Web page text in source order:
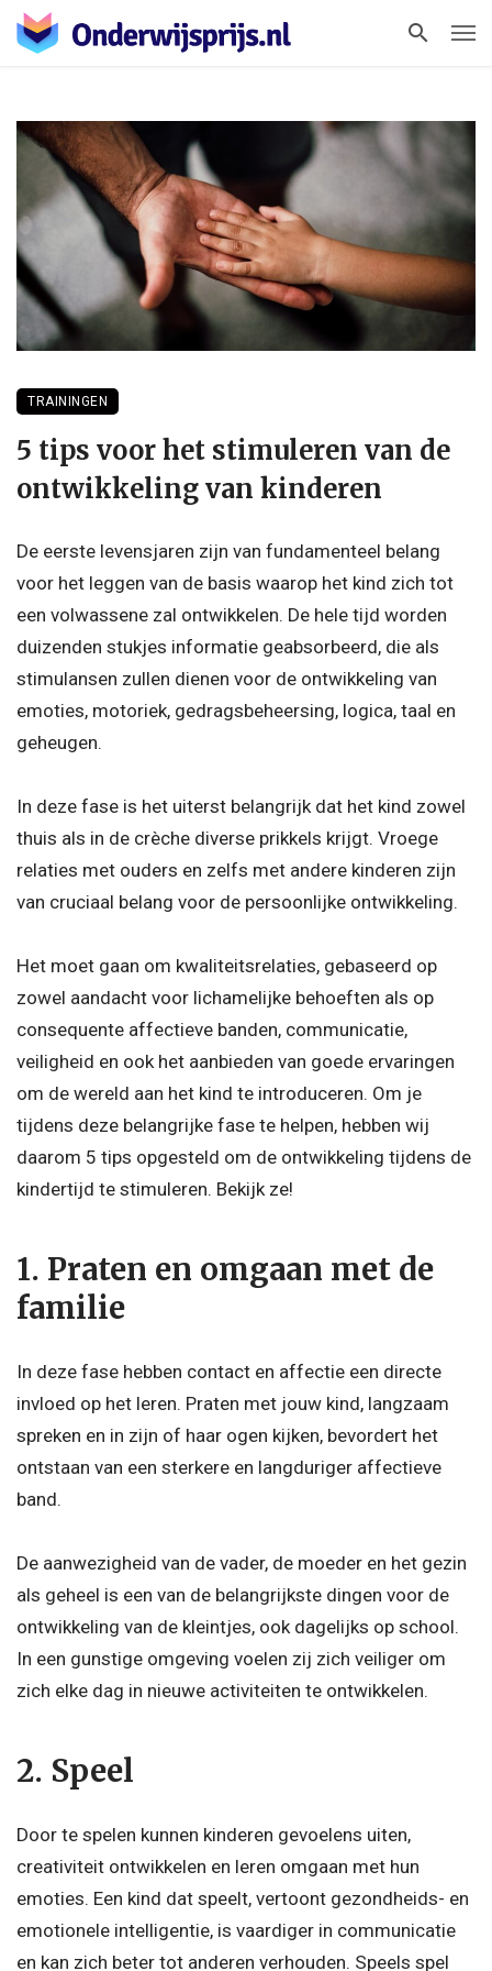
TRAININGEN
5 tips voor het stimuleren van de
ontwikkeling van kinderen
De eerste levensjaren zijn van fundamenteel belang
voor het leggen van de basis waarop het kind zich tot
een volwassene zal ontwikkelen. De hele tijd worden
duizenden stukjes informatie geabsorbeerd, die als
stimulansen zullen dienen voor de ontwikkeling van
emoties, motoriek, gedragsbeheersing, logica, taal en
geheugen.
In deze fase is het uiterst belangrijk dat het kind zowel
thuis als in de crèche diverse prikkels krijgt. Vroege
relaties met ouders en zelfs met andere kinderen zijn
van cruciaal belang voor de persoonlijke ontwikkeling.
Het moet gaan om kwaliteitsrelaties, gebaseerd op
zowel aandacht voor lichamelijke behoeften als op
consequente affectieve banden, communicatie,
veiligheid en ook het aanbieden van goede ervaringen
om de wereld aan het kind te introduceren. Om je
tijdens deze belangrijke fase te helpen, hebben wij
daarom 5 tips opgesteld om de ontwikkeling tijdens de
kindertijd te stimuleren. Bekijk ze!
1. Praten en omgaan met de
familie
In deze fase hebben contact en affectie een directe
invloed op het leren. Praten met jouw kind, langzaam
spreken en in zijn of haar ogen kijken, bevordert het
ontstaan van een sterkere en langduriger affectieve
band.
De aanwezigheid van de vader, de moeder en het gezin
als geheel is een van de belangrijkste dingen voor de
ontwikkeling van de kleintjes, ook dagelijks op school.
In een gunstige omgeving voelen zij zich veiliger om
zich elke dag in nieuwe activiteiten te ontwikkelen.
2. Speel
Door te spelen kunnen kinderen gevoelens uiten,
creativiteit ontwikkelen en leren omgaan met hun
emoties. Een kind dat speelt, vertoont gezondheids- en
emotionele intelligentie, is vaardiger in communicatie
en kan zich beter tot anderen verhouden. Speels spel